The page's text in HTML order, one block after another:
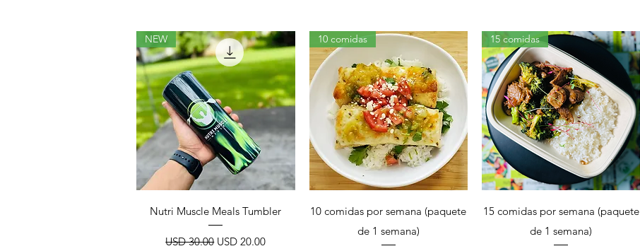
Vista rápida
NEW
Nutri Muscle Meals Tumbler
Precio
USD 30.00 Precio de oferta
USD 20.00
Vista rápida
10 comidas
10 comidas por semana (paquete
de 1 semana)
Vista rápida
15 comidas
15 comidas por semana (paquete
de 1 semana)